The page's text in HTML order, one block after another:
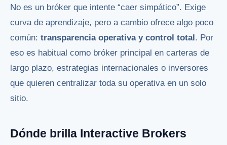
No es un bróker que intente “caer simpático”. Exige
curva de aprendizaje, pero a cambio ofrece algo poco
común: transparencia operativa y control total. Por
eso es habitual como bróker principal en carteras de
largo plazo, estrategias internacionales o inversores
que quieren centralizar toda su operativa en un solo
sitio.
Dónde brilla Interactive Brokers